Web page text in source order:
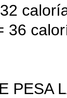
PESA